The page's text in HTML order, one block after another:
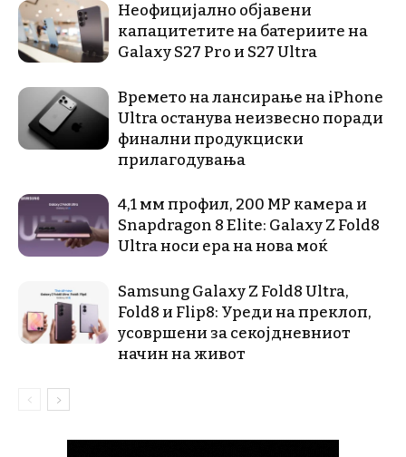
Неофицијално објавени
капацитетите на батериите на
Galaxy S27 Pro и S27 Ultra
Времето на лансирање на iPhone
Ultra останува неизвесно поради
финални продукциски
прилагодувања
4,1 мм профил, 200 MP камера и
Snapdragon 8 Elite: Galaxy Z Fold8
Ultra носи ера на нова моќ
Samsung Galaxy Z Fold8 Ultra,
Fold8 и Flip8: Уреди на преклоп,
усовршени за секојдневниот
начин на живот